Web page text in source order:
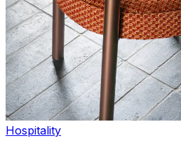
Hospitality